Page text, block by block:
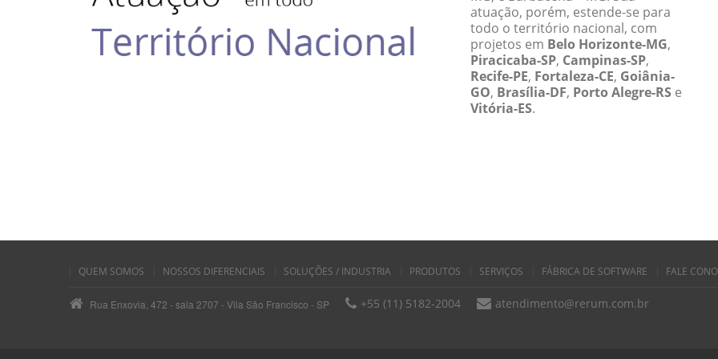
atuação, porém, estende-se para
todo o território nacional, com
projetos em Belo Horizonte-MG,
Piracicaba-SP, Campinas-SP,
Recife-PE, Fortaleza-CE, Goiânia-
GO, Brasília-DF, Porto Alegre-RS e
Vitória-ES.
QUEM SOMOS NOSSOS DIFERENCIAIS SOLUÇÕES / INDUSTRIA PRODUTOS SERVIÇOS FÁBRICA DE SOFTWARE FALE
Rua Enxovia, 472 - sala 2707 - Vila São Francisco - SP +55 (11) 5182-2004 atendimento@rerum.com.br